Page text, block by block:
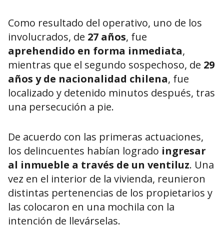
Como resultado del operativo, uno de los
involucrados, de 27 años, fue
aprehendido en forma inmediata,
mientras que el segundo sospechoso, de 29
años y de nacionalidad chilena, fue
localizado y detenido minutos después, tras
una persecución a pie.
De acuerdo con las primeras actuaciones,
los delincuentes habían logrado ingresar
al inmueble a través de un ventiluz. Una
vez en el interior de la vivienda, reunieron
distintas pertenencias de los propietarios y
las colocaron en una mochila con la
intención de llevárselas.